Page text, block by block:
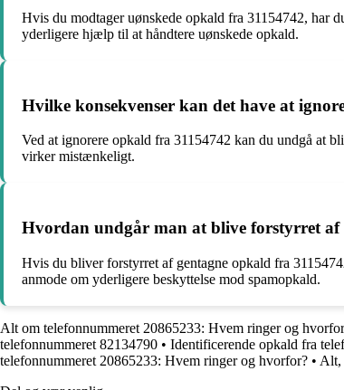
Hvis du modtager uønskede opkald fra 31154742, har
yderligere hjælp til at håndtere uønskede opkald.
Hvilke konsekvenser kan det have at
Ved at ignorere opkald fra 31154742 kan du undgå at
virker mistænkeligt.
Hvordan undgår man at blive forstyrret af
Hvis du bliver forstyrret af gentagne opkald fra
anmode om yderligere beskyttelse mod spamopkald.
Alt om telefonnummeret 20865233: Hvem ringer og
telefonnummeret 82134790 • Identificerende opkald fra
telefonnummeret 20865233: Hvem ringer og hvorfor? • Alt,